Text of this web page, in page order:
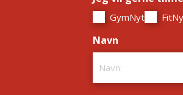
GymNyt
Navn